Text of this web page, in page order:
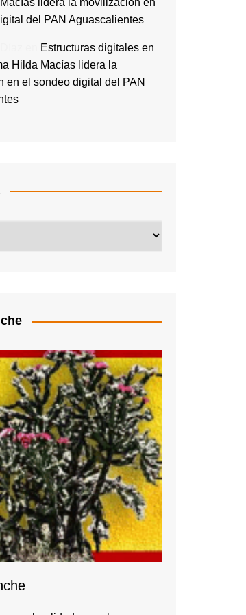
lidera la movilización en
del PAN Aguascalientes
Estructuras digitales en
Hilda Macías lidera la
en el sondeo digital del PAN